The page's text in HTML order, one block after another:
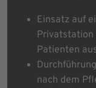
Einsatz auf
Patienten
nach dem